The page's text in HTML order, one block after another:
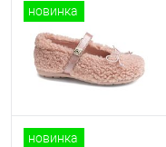
новинка
новинка